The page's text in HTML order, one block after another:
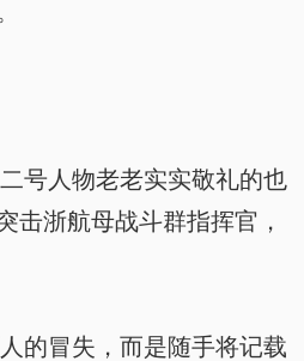
号人物老老实实敬礼的也
击浙航母战斗群指挥官，
的冒失，而是随手将记载